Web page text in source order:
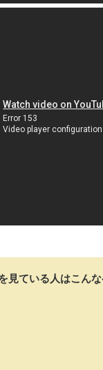
見ている人はこん